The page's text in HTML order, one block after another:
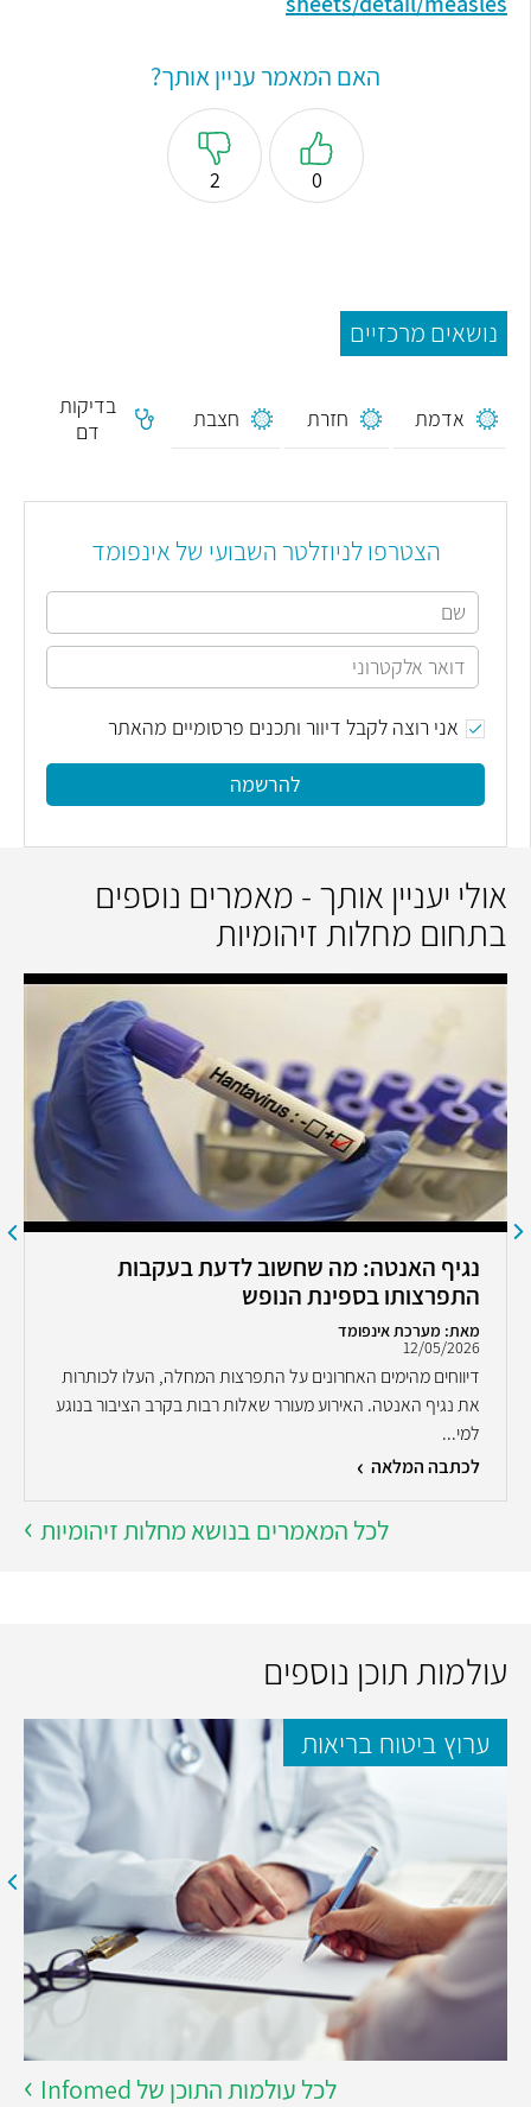
האם המאמר עניין אותך?
0
2
נושאים מרכזיים
אדמת חזרת חצבת
בדיקות
דם
הצטרפו לניוזלטר השבועי של אינפומד
אני רוצה לקבל דיוור ותכנים פרסומיים מהאתר
להרשמה
אולי יעניין אותך - מאמרים נוספים
בתחום מחלות זיהומיות
נגיף האנטה: מה שחשוב לדעת בעקבות
התפרצותו בספינת הנופש
מאת: מערכת אינפומד
12/05/2026
דיווחים מהימים האחרונים על התפרצות המחלה, העלו לכותרות
את נגיף האנטה. האירוע מעורר שאלות רבות בקרב הציבור בנוגע
למי...
לכתבה המלאה
לכל המאמרים בנושא מחלות זיהומיות
עולמות תוכן נוספים
ערוץ ביטוח בריאות
לכל עולמות התוכן של Infomed